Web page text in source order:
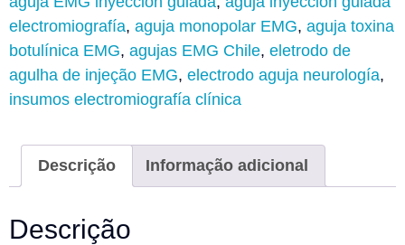
electromiografía, aguja monopolar EMG, aguja toxina
botulínica EMG, agujas EMG Chile, eletrodo de
agulha de injeção EMG, electrodo aguja neurología,
insumos electromiografía clínica
Descrição Informação adicional
Descrição